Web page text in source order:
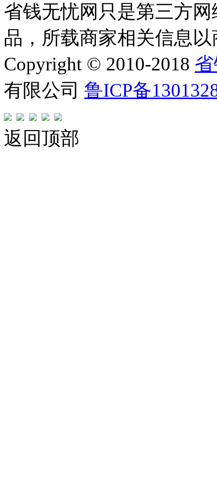
省钱无忧网只是第三方
品，所载商家相关信息
Copyright © 2010-2018
有限公司 鲁ICP备
返回顶部